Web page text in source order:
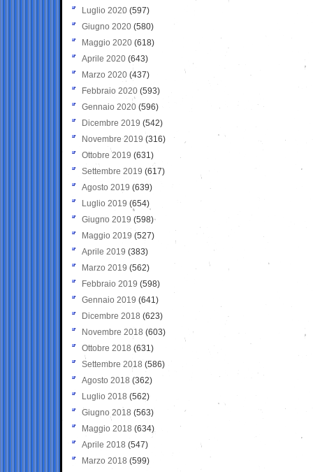
Luglio 2020 (597)
Giugno 2020 (580)
Maggio 2020 (618)
Aprile 2020 (643)
Marzo 2020 (437)
Febbraio 2020 (593)
Gennaio 2020 (596)
Dicembre 2019 (542)
Novembre 2019 (316)
Ottobre 2019 (631)
Settembre 2019 (617)
Agosto 2019 (639)
Luglio 2019 (654)
Giugno 2019 (598)
Maggio 2019 (527)
Aprile 2019 (383)
Marzo 2019 (562)
Febbraio 2019 (598)
Gennaio 2019 (641)
Dicembre 2018 (623)
Novembre 2018 (603)
Ottobre 2018 (631)
Settembre 2018 (586)
Agosto 2018 (362)
Luglio 2018 (562)
Giugno 2018 (563)
Maggio 2018 (634)
Aprile 2018 (547)
Marzo 2018 (599)